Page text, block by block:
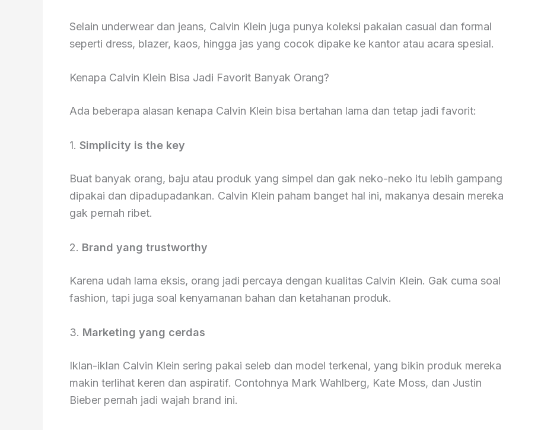
Selain underwear dan jeans, Calvin Klein juga punya koleksi pakaian casual dan formal
seperti dress, blazer, kaos, hingga jas yang cocok dipake ke kantor atau acara spesial.
Kenapa Calvin Klein Bisa Jadi Favorit Banyak Orang?
Ada beberapa alasan kenapa Calvin Klein bisa bertahan lama dan tetap jadi favorit:
1. Simplicity is the key
Buat banyak orang, baju atau produk yang simpel dan gak neko-neko itu lebih gampang
dipakai dan dipadupadankan. Calvin Klein paham banget hal ini, makanya desain mereka
gak pernah ribet.
2. Brand yang trustworthy
Karena udah lama eksis, orang jadi percaya dengan kualitas Calvin Klein. Gak cuma soal
fashion, tapi juga soal kenyamanan bahan dan ketahanan produk.
3. Marketing yang cerdas
Iklan-iklan Calvin Klein sering pakai seleb dan model terkenal, yang bikin produk mereka
makin terlihat keren dan aspiratif. Contohnya Mark Wahlberg, Kate Moss, dan Justin
Bieber pernah jadi wajah brand ini.